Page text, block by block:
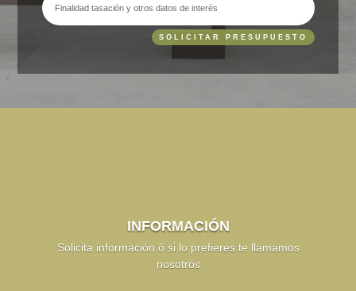
SOLICITAR PRESUPUESTO
INFORMACIÓN
Solicita información ó si lo prefieres te llamamos
nosotros